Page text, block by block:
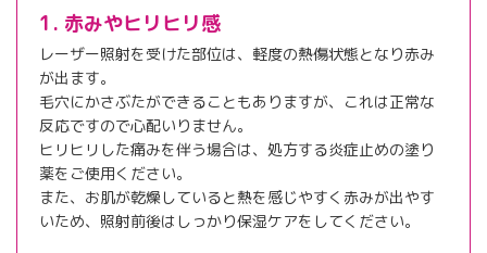
1. 赤みやヒリヒリ感
レーザー照射を受けた部位は、軽度の熱傷状態となり赤み
が出ます。
毛穴にかさぶたができることもありますが、これは正常な
反応ですので心配いりません。
ヒリヒリした痛みを伴う場合は、処方する炎症止めの塗り
薬をご使用ください。
また、お肌が乾燥していると熱を感じやすく赤みが出やす
いため、照射前後はしっかり保湿ケアをしてください。